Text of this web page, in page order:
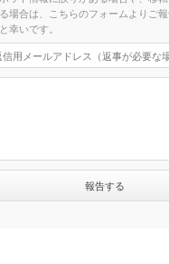
場合は、こちらのフォームよりご
幸いです。